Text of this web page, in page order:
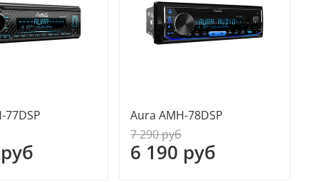
77DSP
Aura AMH-78DSP
7 290 руб
6 190 руб